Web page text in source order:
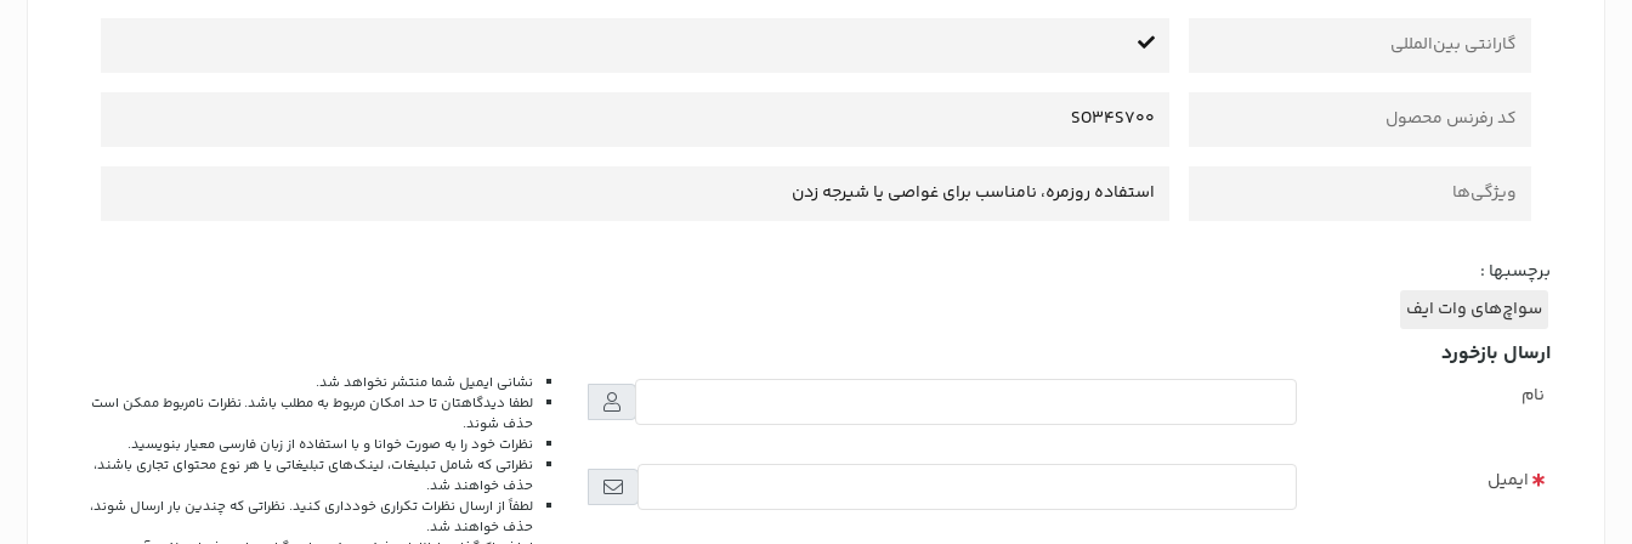
گارانتی بین‌المللی
کد رفرنس محصول SO34S700
ویژگی‌ها استفاده روزمره، نامناسب برای غواصی یا شیرجه زدن
برچسبها :
سواچ‌های وات ایف
ارسال بازخورد
نام
ایمیل
نشانی ایمیل شما منتشر نخواهد شد.
لطفا دیدگاهتان تا حد امکان مربوط به مطلب باشد. نظرات نامربوط ممکن است
حذف شوند.
نظرات خود را به صورت خوانا و با استفاده از زبان فارسی معیار بنویسید.
نظراتی که شامل تبلیغات، لینک‌های تبلیغاتی یا هر نوع محتوای تجاری باشند،
حذف خواهند شد.
لطفاً از ارسال نظرات تکراری خودداری کنید. نظراتی که چندین بار ارسال شوند،
حذف خواهند شد.